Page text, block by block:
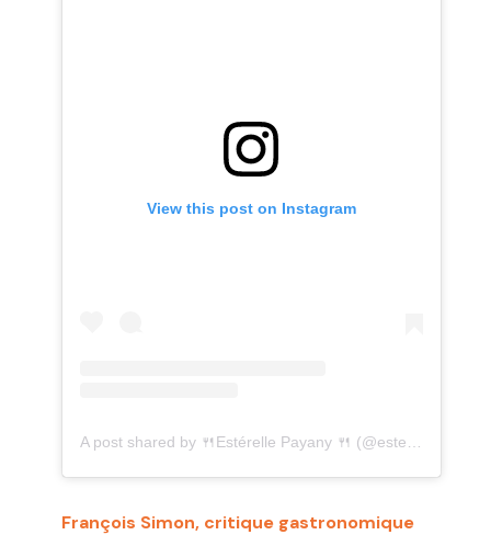
View this post on Instagram
François Simon, critique gastronomique